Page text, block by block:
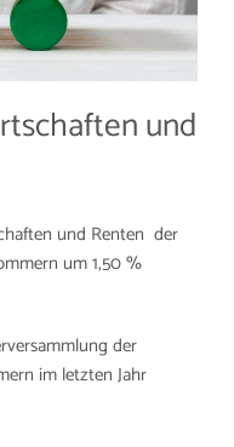
und
und Renten der
um 1,50 %
der
im letzten Jahr